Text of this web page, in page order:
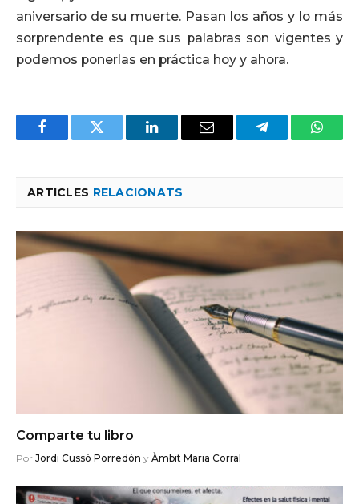
aniversario de su muerte. Pasan los años y lo más
sorprendente es que sus palabras son vigentes y
podemos ponerlas en práctica hoy y ahora.
FacebookTwitter LinkedInEmail Telegram
ARTICLES RELACIONATS
Comparte tu libro
Por Jordi Cussó Porredón y Àmbit Maria Corral